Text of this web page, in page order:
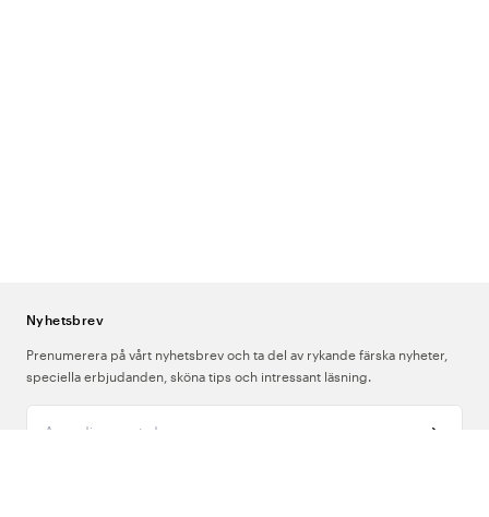
Nyhetsbrev
Prenumerera på vårt nyhetsbrev och ta del av rykande färska nyheter,
speciella erbjudanden, sköna tips och intressant läsning.